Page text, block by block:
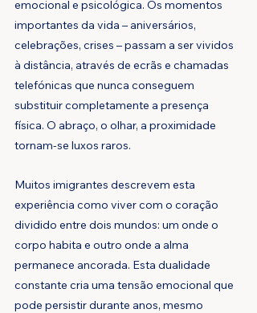
emocional e psicológica. Os momentos
importantes da vida – aniversários,
celebrações, crises – passam a ser vividos
à distância, através de ecrãs e chamadas
telefónicas que nunca conseguem
substituir completamente a presença
física. O abraço, o olhar, a proximidade
tornam-se luxos raros.
Muitos imigrantes descrevem esta
experiência como viver com o coração
dividido entre dois mundos: um onde o
corpo habita e outro onde a alma
permanece ancorada. Esta dualidade
constante cria uma tensão emocional que
pode persistir durante anos, mesmo